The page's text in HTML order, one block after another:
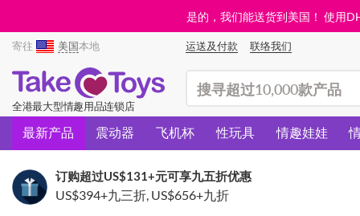
是的，我们能送货到美国！ 使用
寄往 美国本地 运送及付款 联络我们
全港最大型情趣用品连锁店
最新产品 震动器 飞机杯 性玩具 情趣娃娃
订购超过US$131+元可享九五折优惠
US$394+九三折, US$656+九折